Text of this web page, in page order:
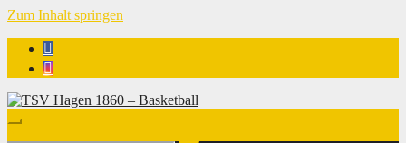
Zum Inhalt springen